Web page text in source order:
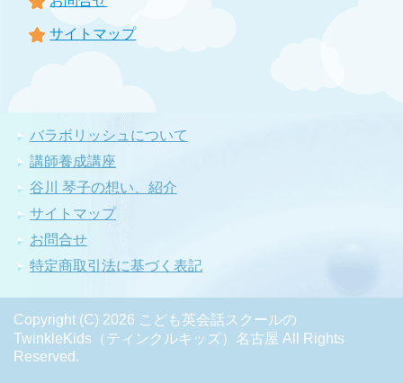
サイトマップ
バラボリッシュについて
講師養成講座
谷川 琴子の想い、紹介
サイトマップ
お問合せ
特定商取引法に基づく表記
Copyright (C) 2026 こども英会話スクールの
TwinkleKids（ティンクルキッズ）名古屋 All Rights
Reserved.